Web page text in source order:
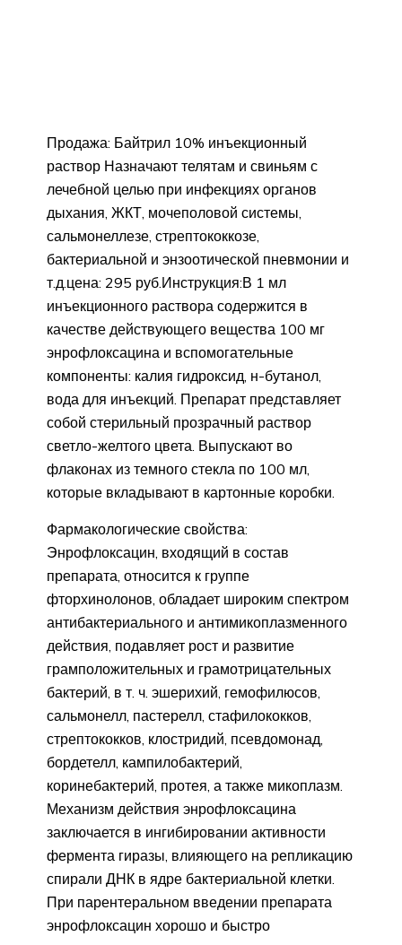
Продажа: Байтрил 10% инъекционный
раствор Назначают телятам и свиньям с
лечебной целью при инфекциях органов
дыхания, ЖКТ, мочеполовой системы,
сальмонеллезе, стрептококкозе,
бактериальной и энзоотической пневмонии и
т.д.цена: 295 руб.Инструкция:В 1 мл
инъекционного раствора содержится в
качестве действующего вещества 100 мг
энрофлоксацина и вспомогательные
компоненты: калия гидроксид, н-бутанол,
вода для инъекций. Препарат представляет
собой стерильный прозрачный раствор
светло-желтого цвета. Выпускают во
флаконах из темного стекла по 100 мл,
которые вкладывают в картонные коробки.
Фармакологические свойства:
Энрофлоксацин, входящий в состав
препарата, относится к группе
фторхинолонов, обладает широким спектром
антибактериального и антимикоплазменного
действия, подавляет рост и развитие
грамположительных и грамотрицательных
бактерий, в т. ч. эшерихий, гемофилюсов,
сальмонелл, пастерелл, стафилококков,
стрептококков, клостридий, псевдомонад,
бордетелл, кампилобактерий,
коринебактерий, протея, а также микоплазм.
Механизм действия энрофлоксацина
заключается в ингибировании активности
фермента гиразы, влияющего на репликацию
спирали ДНК в ядре бактериальной клетки.
При парентеральном введении препарата
энрофлоксацин хорошо и быстро